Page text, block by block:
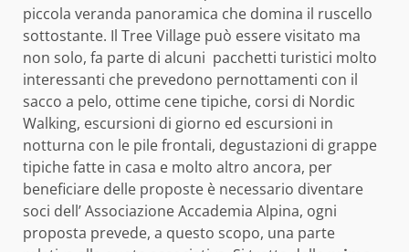
piccola veranda panoramica che domina il ruscello
sottostante. Il Tree Village può essere visitato ma
non solo, fa parte di alcuni pacchetti turistici molto
interessanti che prevedono pernottamenti con il
sacco a pelo, ottime cene tipiche, corsi di Nordic
Walking, escursioni di giorno ed escursioni in
notturna con le pile frontali, degustazioni di grappe
tipiche fatte in casa e molto altro ancora, per
beneficiare delle proposte è necessario diventare
soci dell’ Associazione Accademia Alpina, ogni
proposta prevede, a questo scopo, una parte